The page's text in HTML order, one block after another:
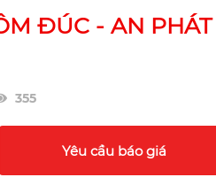
ĐÚC - AN PHÁT
355
Yêu cầu báo giá